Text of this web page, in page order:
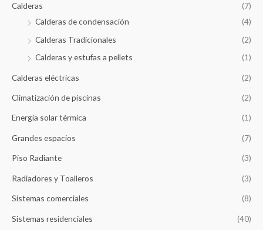
Calderas
(7)
Calderas de condensación
(4)
Calderas Tradicionales
(2)
Calderas y estufas a pellets
(1)
Calderas eléctricas (2)
Climatización de piscinas (2)
Energía solar térmica (1)
Grandes espacios (7)
Piso Radiante (3)
Radiadores y Toalleros (3)
Sistemas comerciales (8)
Sistemas residenciales (40)